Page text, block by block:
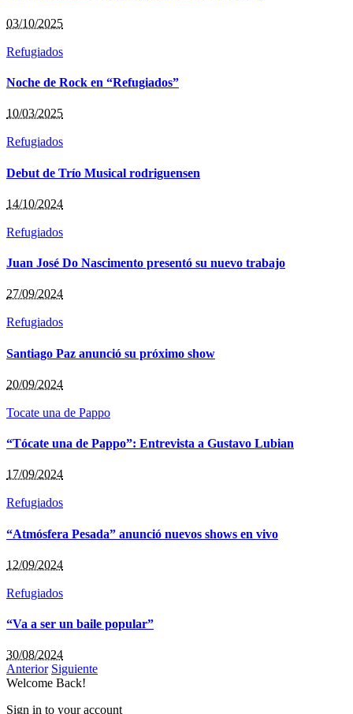
03/10/2025
Refugiados
Noche de Rock en “Refugiados”
10/03/2025
Refugiados
Debut de Trío Musical rodriguensen
14/10/2024
Refugiados
Juan José Do Nascimento presentó su nuevo trabajo
27/09/2024
Refugiados
Santiago Paz anunció su próximo show
20/09/2024
Tocate una de Pappo
“Tócate una de Pappo”: Entrevista a Gustavo Lubian
17/09/2024
Refugiados
“Atmósfera Pesada” anunció nuevos shows en vivo
12/09/2024
Refugiados
“Va a ser un baile popular”
30/08/2024
Anterior Siguiente
Welcome Back!
Sign in to your account